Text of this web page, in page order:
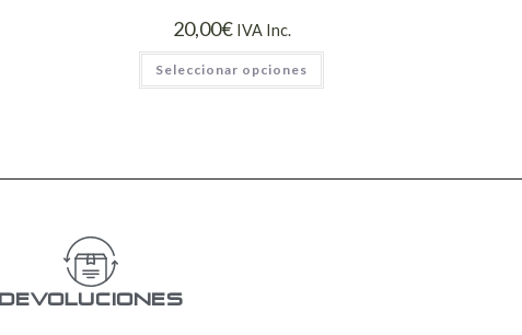
20,00€ IVA Inc.
Seleccionar opciones
Devoluciones